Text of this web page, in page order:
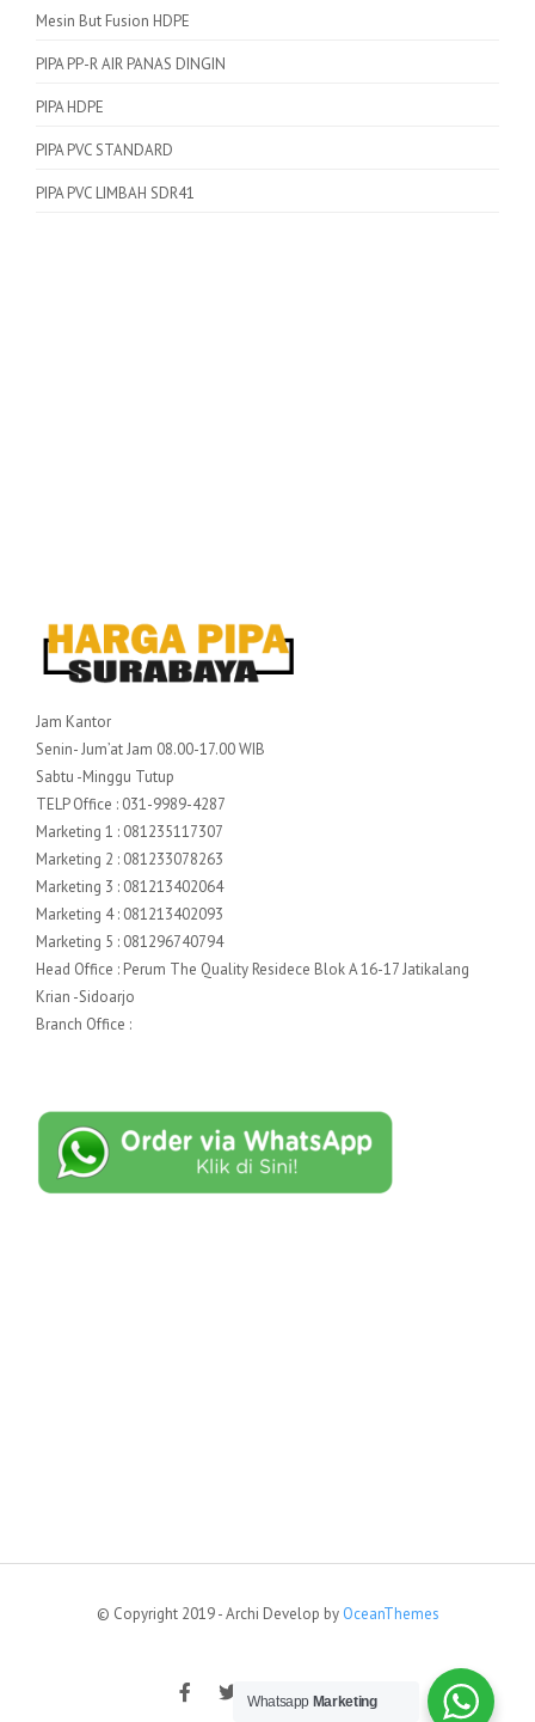
Mesin But Fusion HDPE
PIPA PP-R AIR PANAS DINGIN
PIPA HDPE
PIPA PVC STANDARD
PIPA PVC LIMBAH SDR41
Jam Kantor
Senin- Jum’at Jam 08.00-17.00 WIB
Sabtu -Minggu Tutup
TELP Office : 031-9989-4287
Marketing 1 : 081235117307
Marketing 2 : 081233078263
Marketing 3 : 081213402064
Marketing 4 : 081213402093
Marketing 5 : 081296740794
Head Office : Perum The Quality Residece Blok A 16-17 Jatikalang
Krian -Sidoarjo
Branch Office :
© Copyright 2019 - Archi Develop by OceanThemes
Whatsapp Marketing